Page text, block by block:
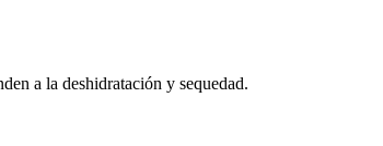
a la deshidratación y sequedad.